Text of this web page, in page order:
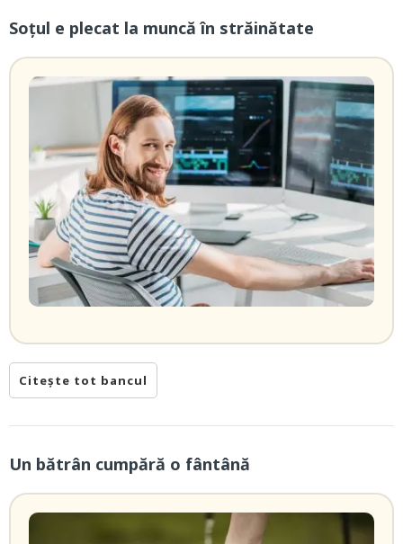
Soțul e plecat la muncă în străinătate
Citește tot bancul
Un bătrân cumpără o fântână